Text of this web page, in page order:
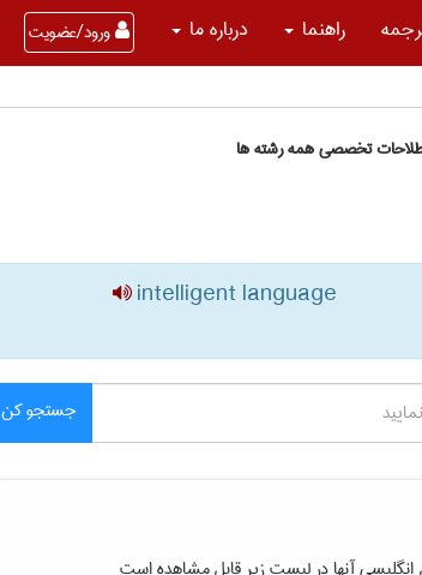
راهنما درباره ما ورود/عضویت
تخصصی همه رشته ها
intelligent language
جستجو کن